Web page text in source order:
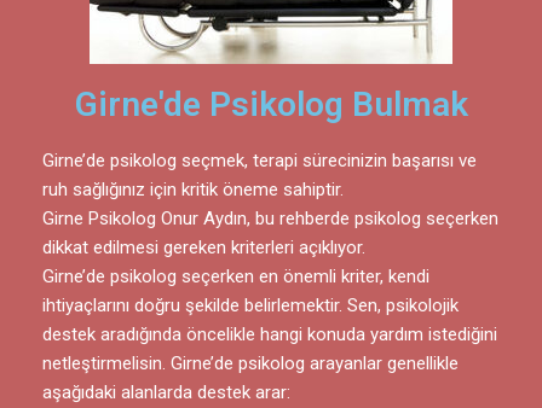
Girne'de Psikolog Bulmak
Girne’de psikolog seçmek, terapi sürecinizin başarısı ve
ruh sağlığınız için kritik öneme sahiptir.
Girne Psikolog Onur Aydın, bu rehberde psikolog seçerken
dikkat edilmesi gereken kriterleri açıklıyor.
Girne’de psikolog seçerken en önemli kriter, kendi
ihtiyaçlarını doğru şekilde belirlemektir. Sen, psikolojik
destek aradığında öncelikle hangi konuda yardım istediğini
netleştirmelisin. Girne’de psikolog arayanlar genellikle
aşağıdaki alanlarda destek arar: